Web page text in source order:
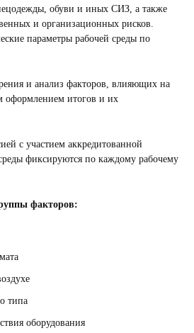
обуви и иных СИЗ, а также
и организационных рисков.
параметры рабочей среды по
и анализ факторов, влияющих на
оформлением итогов и их
с участием аккредитованной
фиксируются по каждому рабочему
факторов:
типа
оборудования